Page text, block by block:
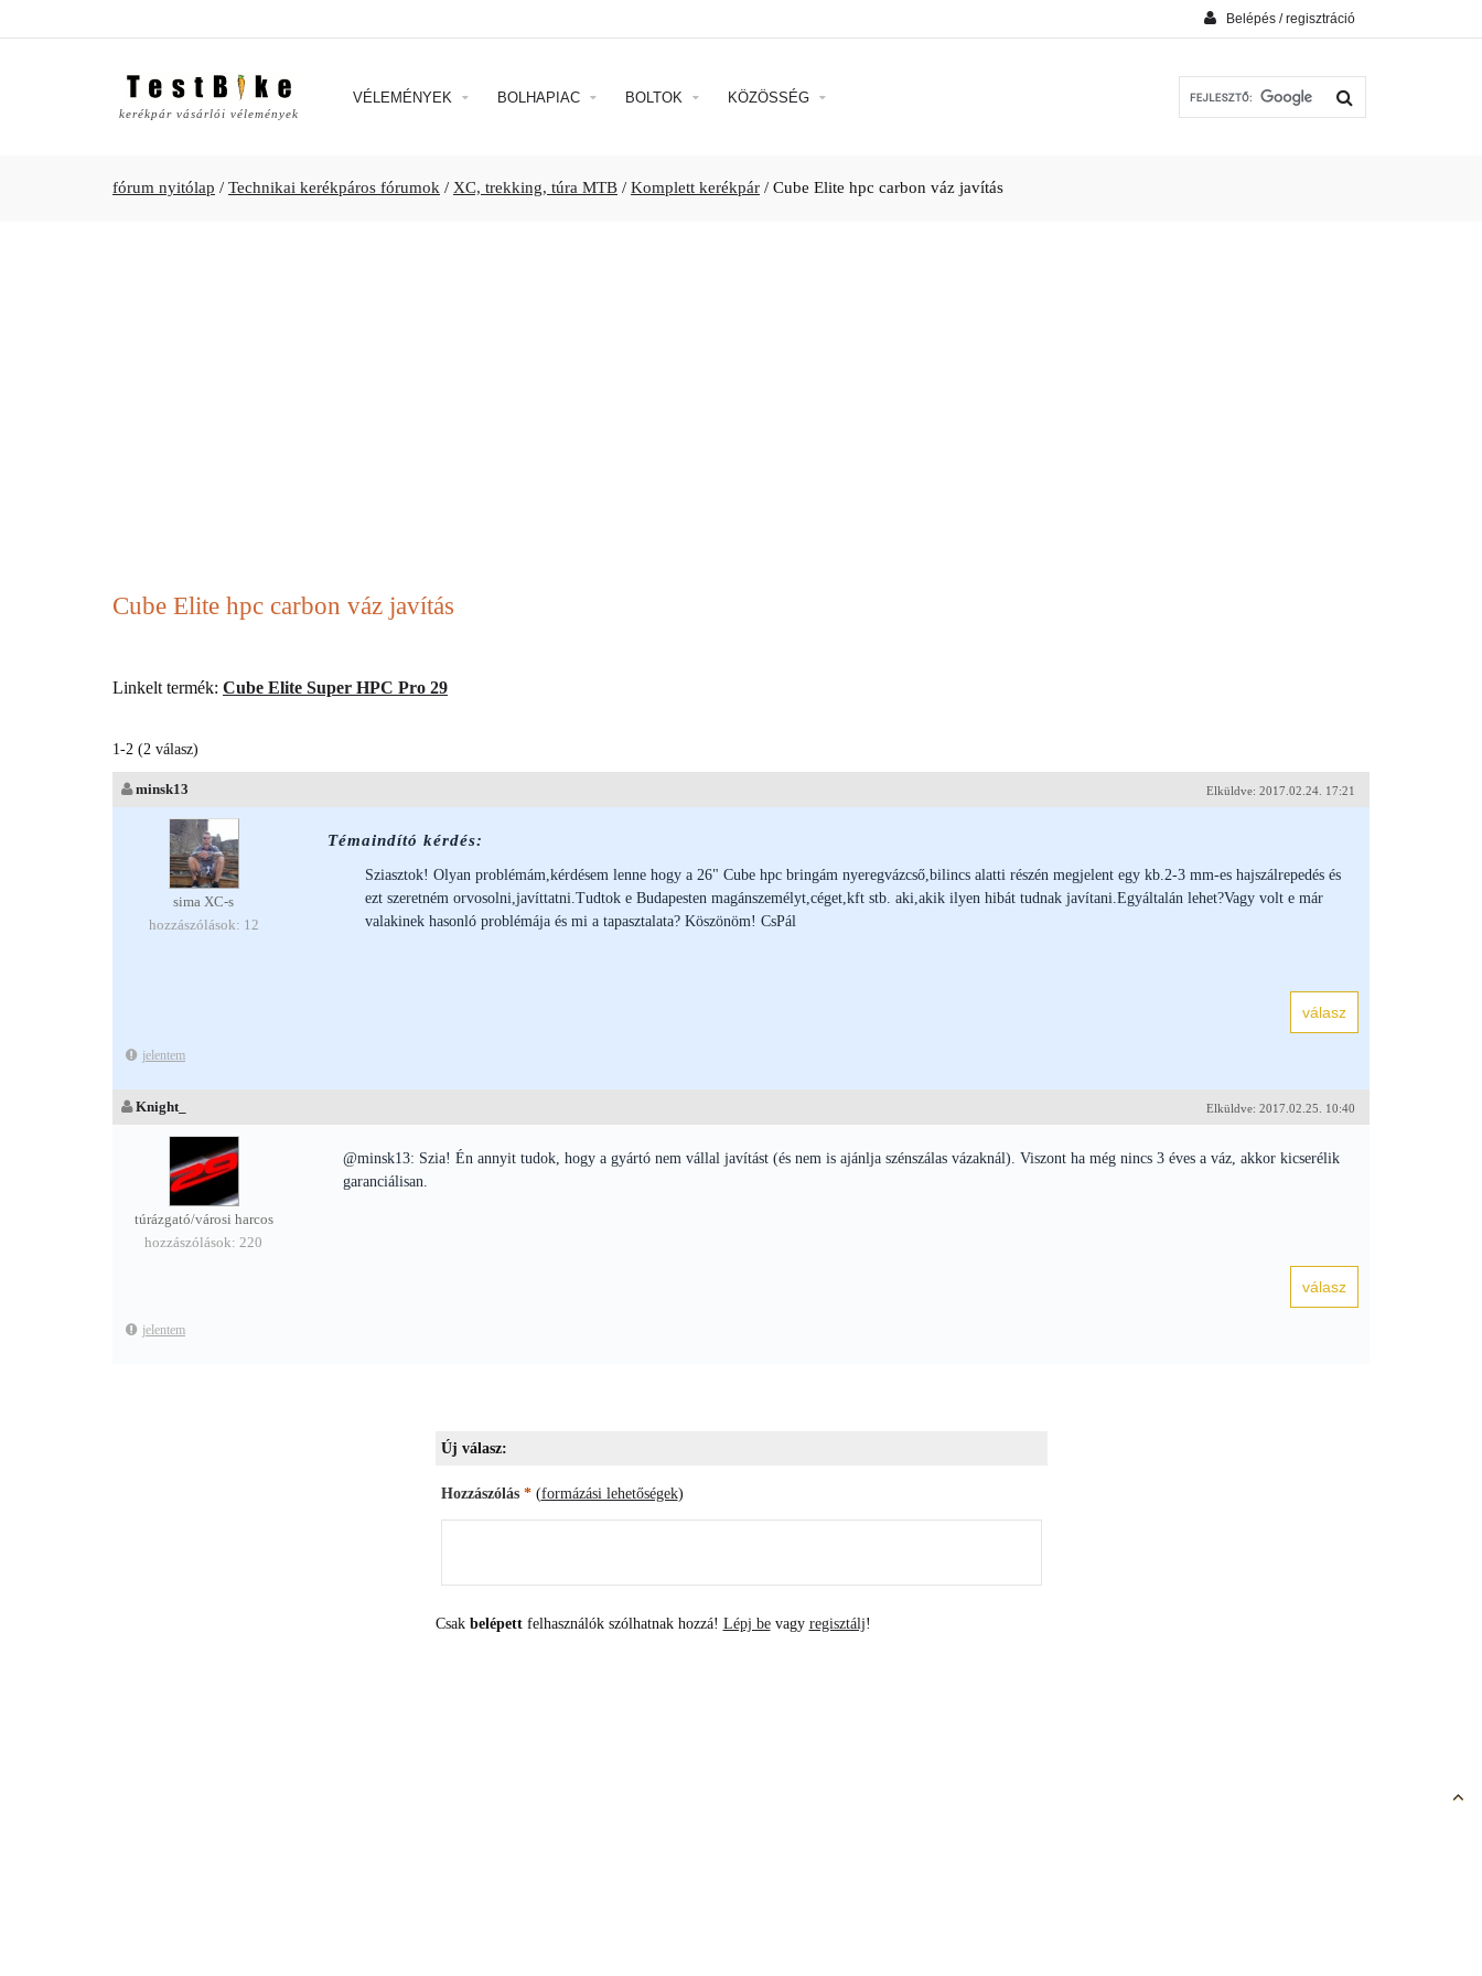
Belépés / regisztráció
kerékpár vásárlói vélemények
VÉLEMÉNYEK BOLHAPIAC BOLTOK KÖZÖSSÉG
fórum nyitólap / Technikai kerékpáros fórumok / XC, trekking, túra MTB / Komplett kerékpár / Cube Elite hpc carbon váz javítás
Cube Elite hpc carbon váz javítás
Linkelt termék: Cube Elite Super HPC Pro 29
1-2 (2 válasz)
Elküldve: 2017.02.24. 17:21
minsk13
sima XC-s
hozzászólások: 12
Témaindító kérdés:
Sziasztok! Olyan problémám,kérdésem lenne hogy a 26" Cube hpc bringám nyeregvázcső,bilincs alatti részén megjelent egy kb.2-3 mm-es hajszálrepedés és
ezt szeretném orvosolni,javíttatni.Tudtok e Budapesten magánszemélyt,céget,kft stb. aki,akik ilyen hibát tudnak javítani.Egyáltalán lehet?Vagy volt e már
valakinek hasonló problémája és mi a tapasztalata? Köszönöm! CsPál
jelentem
Elküldve: 2017.02.25. 10:40
Knight_
túrázgató/városi harcos
hozzászólások: 220
@minsk13: Szia! Én annyit tudok, hogy a gyártó nem vállal javítást (és nem is ajánlja szénszálas vázaknál). Viszont ha még nincs 3 éves a váz, akkor kicserélik
garanciálisan.
jelentem
Új válasz:
Hozzászólás * (formázási lehetőségek)
Csak belépettfelhasználók szólhatnak hozzá! Lépj bevagy regisztálj!